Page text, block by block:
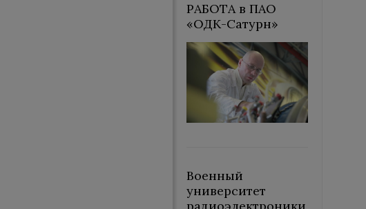
РАБОТА в ПАО
«ОДК-Сатурн»
Военный
университет